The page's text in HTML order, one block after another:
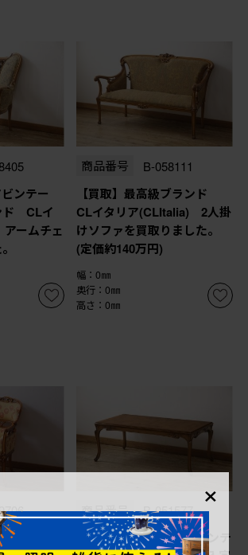
ンテー
ド CLイ
ームチェ
商品番号 B-058111
【買取】最高級ブランド
CLイタリア(CLItalia) 2人掛
けソファを買取りました。
(定価約140万円)
幅：0㎜
奥行：0㎜
高さ：0㎜
ア
商品番号 B-051577
【買取】ヨーロッパヴィンテ
×